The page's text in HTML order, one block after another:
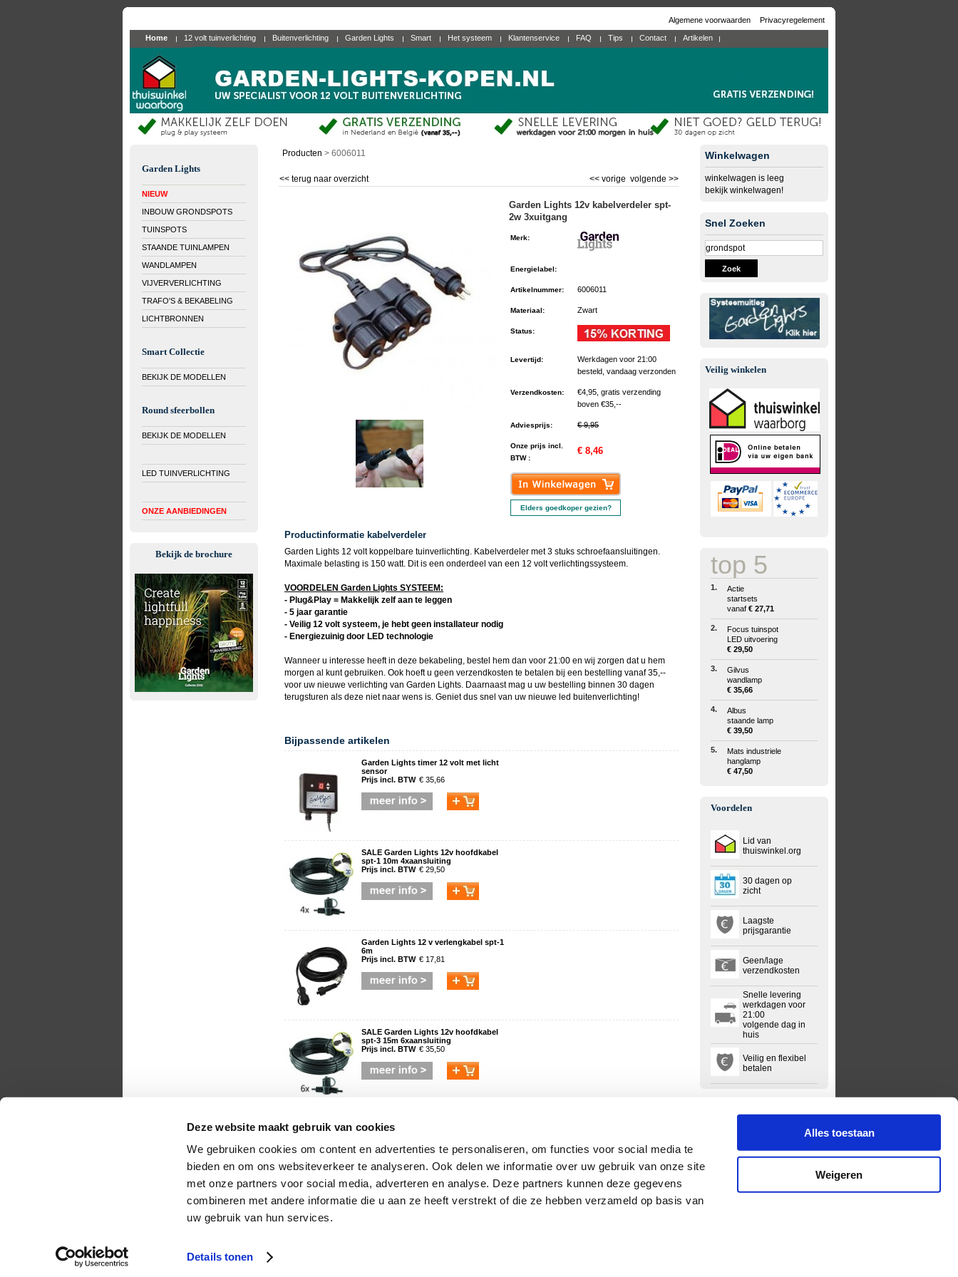
Deze website maakt gebruik van cookies
We gebruiken cookies om content en advertenties te personaliseren, om functies voor social media te
bieden en om ons websiteverkeer te analyseren. Ook delen we informatie over uw gebruik van onze site
met onze partners voor social media, adverteren en analyse. Deze partners kunnen deze gegevens
combineren met andere informatie die u aan ze heeft verstrekt of die ze hebben verzameld op basis van
uw gebruik van hun services.
Details tonen
Alles toestaan
Weigeren
Algemene voorwaarden Privacyregelement
Home 12 volt tuinverlichting Buitenverlichting Garden Lights Smart Het systeem Klantenservice FAQ Tips Contact Artikelen
Garden Lights
NIEUW
INBOUW GRONDSPOTS
TUINSPOTS
STAANDE TUINLAMPEN
WANDLAMPEN
VIJVERVERLICHTING
TRAFO'S & BEKABELING
LICHTBRONNEN
Smart Collectie
BEKIJK DE MODELLEN
Round sfeerbollen
BEKIJK DE MODELLEN
LED TUINVERLICHTING
ONZE AANBIEDINGEN
Bekijk de brochure
Producten > 6006011
<< terug naar overzicht volgende >>
<< vorige
Garden Lights 12v kabelverdeler spt-
2w 3xuitgang
Merk:
Energielabel:
Artikelnummer: 6006011
Materiaal: Zwart
Status:
Levertijd:
Werkdagen voor 21:00
besteld, vandaag verzonden
Verzendkosten:
€4,95, gratis verzending
boven €35,--
Adviesprijs: € 9,95
Onze prijs incl.
BTW :
€ 8,46
Elders goedkoper gezien?
Productinformatie kabelverdeler
Garden Lights 12 volt koppelbare tuinverlichting. Kabelverdeler met 3 stuks schroefaansluitingen.
Maximale belasting is 150 watt. Dit is een onderdeel van een 12 volt verlichtingssysteem.
VOORDELEN Garden Lights SYSTEEM:
- Plug&Play = Makkelijk zelf aan te leggen
- 5 jaar garantie
- Veilig 12 volt systeem, je hebt geen installateur nodig
- Energiezuinig door LED technologie
Wanneer u interesse heeft in deze bekabeling, bestel hem dan voor 21:00 en wij zorgen dat u hem
morgen al kunt gebruiken. Ook hoeft u geen verzendkosten te betalen bij een bestelling vanaf 35,--
voor uw nieuwe verlichting van Garden Lights. Daarnaast mag u uw bestelling binnen 30 dagen
terugsturen als deze niet naar wens is. Geniet dus snel van uw nieuwe led buitenverlichting!
Bijpassende artikelen
Garden Lights timer 12 volt met licht
sensor
Prijs incl. BTW € 35,66
SALE Garden Lights 12v hoofdkabel
spt-1 10m 4xaansluiting
Prijs incl. BTW € 29,50
Garden Lights 12 v verlengkabel spt-1
6m
Prijs incl. BTW € 17,81
SALE Garden Lights 12v hoofdkabel
spt-3 15m 6xaansluiting
Prijs incl. BTW € 35,50
Garden Lights afstandsbediening &
ontvanger 12 volt
Winkelwagen
winkelwagen is leeg
bekijk winkelwagen!
Snel Zoeken
Zoek
Veilig winkelen
top 5
1.
Actie
startsets
vanaf € 27,71
2.
Focus tuinspot
LED uitvoering
€ 29,50
3.
Gilvus
wandlamp
€ 35,66
4.
Albus
staande lamp
€ 39,50
5.
Mats industriele
hanglamp
€ 47,50
Voordelen
Lid van
thuiswinkel.org
30 dagen op
zicht
Laagste
prijsgarantie
Geen/lage
verzendkosten
Snelle levering
werkdagen voor
21:00
volgende dag in
huis
Veilig en flexibel
betalen
Ruim 1081 klanten beoordelen ons met een